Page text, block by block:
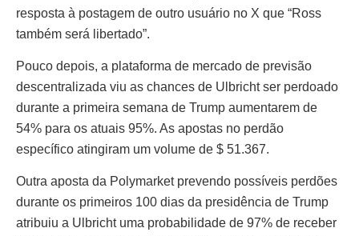
resposta à postagem de outro usuário no X que “Ross
também será libertado”.
Pouco depois, a plataforma de mercado de previsão
descentralizada viu as chances de Ulbricht ser perdoado
durante a primeira semana de Trump aumentarem de
54% para os atuais 95%. As apostas no perdão
específico atingiram um volume de $ 51.367.
Outra aposta da Polymarket prevendo possíveis perdões
durante os primeiros 100 dias da presidência de Trump
atribuiu a Ulbricht uma probabilidade de 97% de receber